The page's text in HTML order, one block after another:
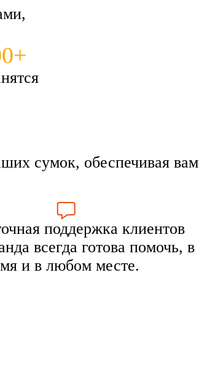
сумок, обеспечивая вам
поддержка клиентов
всегда готова помочь, в
и в любом месте.